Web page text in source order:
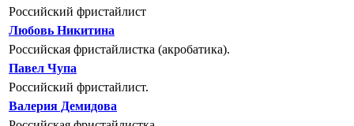
Российский фристайлист
Любовь Никитина
Российская фристайлистка (акробатика).
Павел Чупа
Российский фристайлист.
Валерия Демидова